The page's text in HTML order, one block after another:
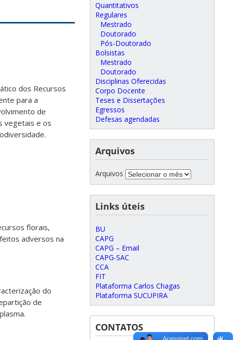
dos Recursos
para a
de
vegetais e os
florais,
adversos na
do
de
Quantitativos
Regulares
Mestrado
Doutorado
Pós-Doutorado
Bolsistas
Mestrado
Doutorado
Disciplinas Oferecidas
Corpo Docente
Teses e Dissertações
Egressos
Defesas agendadas
Arquivos
Arquivos
Links úteis
BU
CAPG
CAPG – Email
CAPG-SAC
CCA
FIT
Plataforma Carlos Chagas
Plataforma SUCUPIRA
CONTATOS